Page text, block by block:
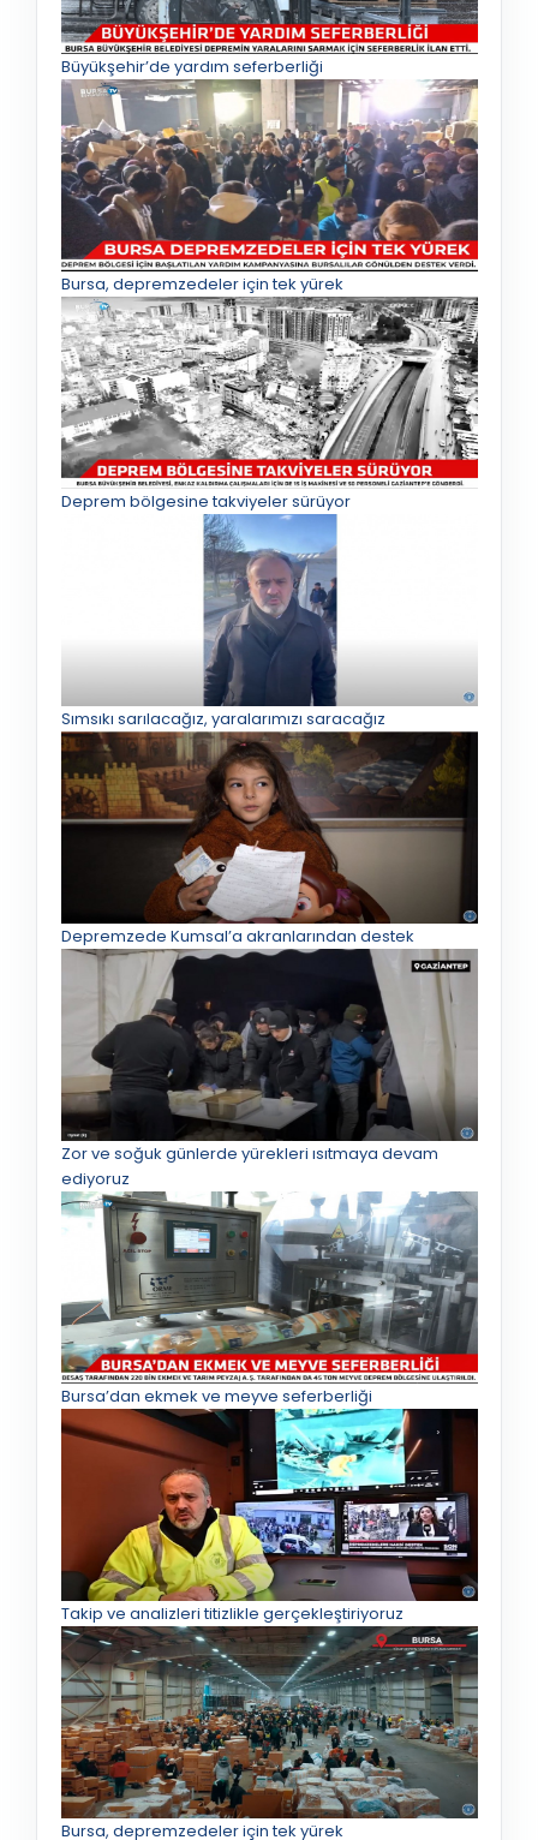
Büyükşehir’de yardım seferberliği
Bursa, depremzedeler için tek yürek
Deprem bölgesine takviyeler sürüyor
Sımsıkı sarılacağız, yaralarımızı saracağız
Depremzede Kumsal’a akranlarından destek
Zor ve soğuk günlerde yürekleri ısıtmaya devam
ediyoruz
Bursa’dan ekmek ve meyve seferberliği
Takip ve analizleri titizlikle gerçekleştiriyoruz
Bursa, depremzedeler için tek yürek